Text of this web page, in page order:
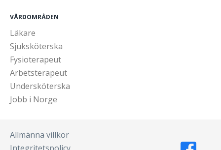
VÅRDOMRÅDEN
Läkare
Sjuksköterska
Fysioterapeut
Arbetsterapeut
Undersköterska
Jobb i Norge
Allmänna villkor
Integritetspolicy